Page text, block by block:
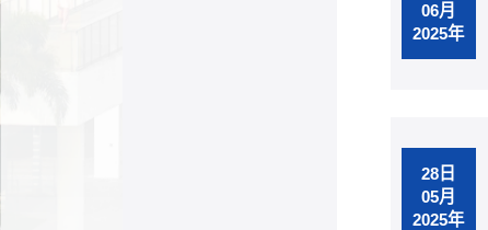
06月
2025年
28日
05月
2025年